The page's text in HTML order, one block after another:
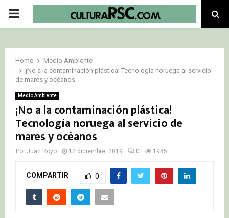
PRIMARY
Home
Medio Ambiente
¡No a la contaminación plástica! Tecnología noruega al servicio
de mares y océanos
Medio Ambiente
¡No a la contaminación plástica!
Tecnología noruega al servicio de
mares y océanos
Por Juan Royo 12 diciembre, 2019 0 1985
COMPARTIR 0